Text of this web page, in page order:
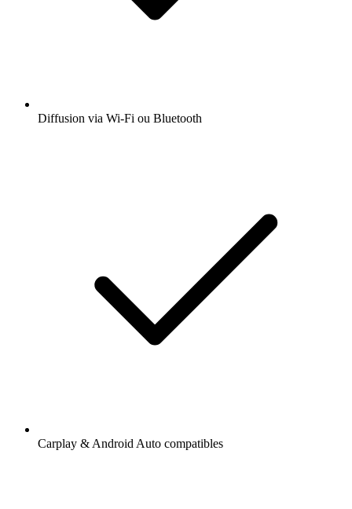
Diffusion via Wi-Fi ou Bluetooth
Carplay & Android Auto compatibles